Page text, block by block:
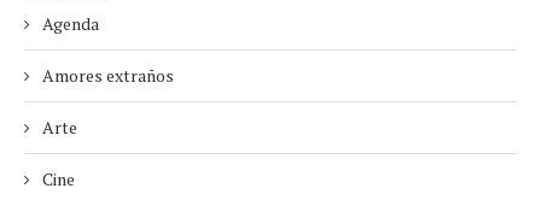
Agenda
Amores extraños
Arte
Cine